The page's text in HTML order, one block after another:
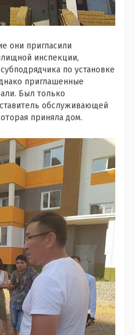
они пригласили
инспекции,
по установке
приглашенные
Был только
обслуживающей
приняла дом.